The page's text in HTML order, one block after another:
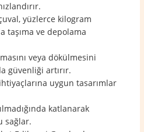
yüzlerce kilogram
taşıma ve depolama
veya dökülmesini
güvenliği artırır.
uygun tasarımlar
katlanarak
sağlar.